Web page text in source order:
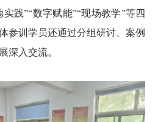
践”“数字赋能”“现场教学”等四
参训学员还通过分组研讨、案例
深入交流。